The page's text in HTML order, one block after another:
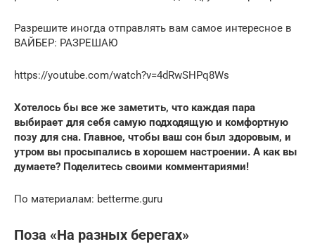
Разрешите иногда отправлять вам самое интересное в
ВАЙБЕР: РАЗРЕШАЮ
https://youtube.com/watch?v=4dRwSHPq8Ws
Хотелось бы все же заметить, что каждая пара
выбирает для себя самую подходящую и комфортную
позу для сна. Главное, чтобы ваш сон был здоровым, и
утром вы просыпались в хорошем настроении. А как вы
думаете? Поделитесь своими комментариями!
По материалам: betterme.guru
Поза «На разных берегах»